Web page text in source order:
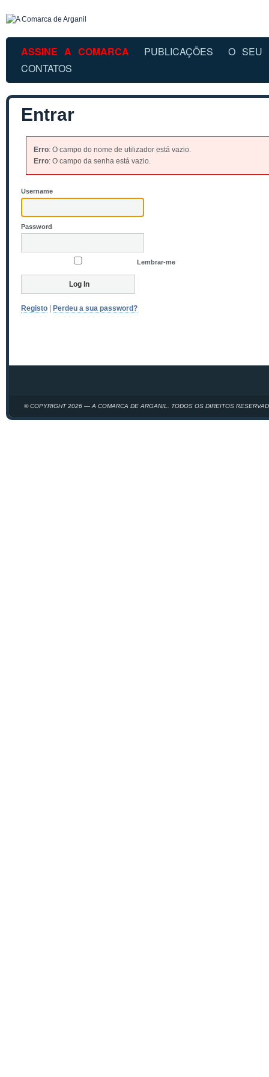
ASSINE A COMARCA PUBLICAÇÕES
O SEU
CONTATOS
Entrar
Erro: O campo do nome de utilizador está vazio.
Erro: O campo da senha está vazio.
Username
Password
Lembrar-me
Registo Perdeu a sua password?
© COPYRIGHT 2026 — A COMARCA DE ARGANIL. TODOS OS DIREITOS